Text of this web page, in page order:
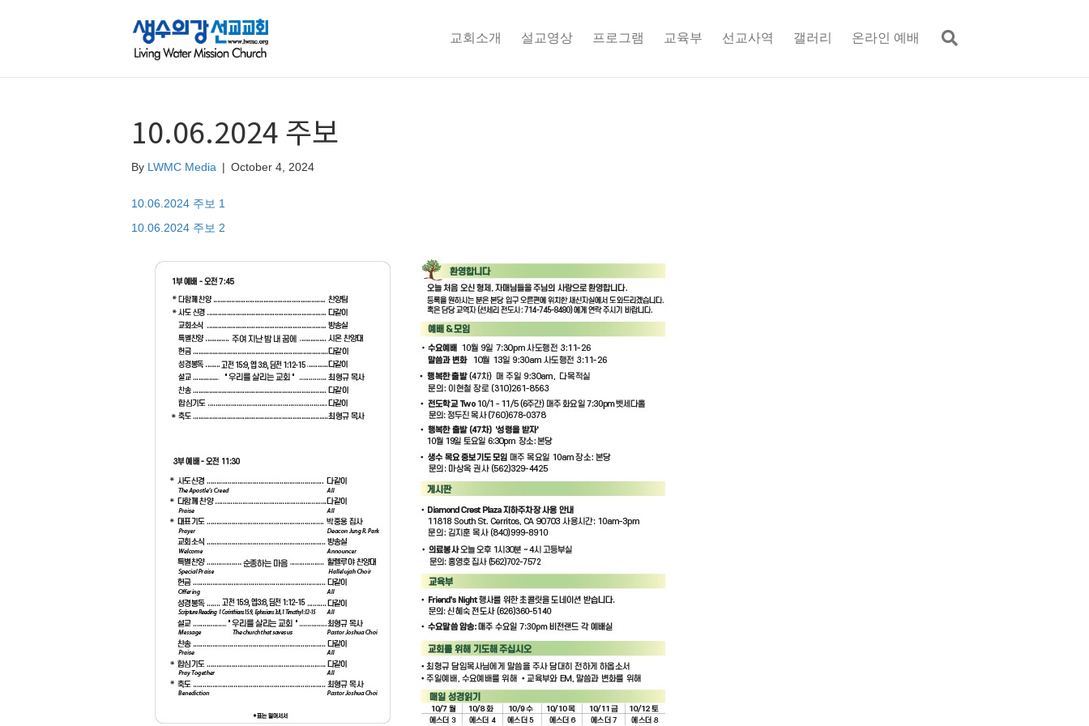
교회소개 설교영상 프로그램 교육부 선교사역 갤러리 온라인 예배
10.06.2024 주보
By LWMC Media | October 4, 2024
10.06.2024 주보 1
10.06.2024 주보 2